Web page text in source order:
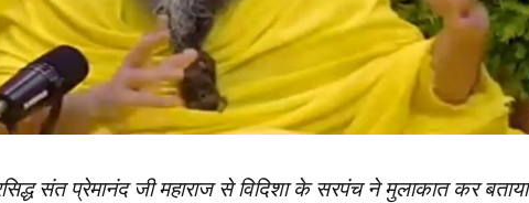
संत प्रेमानंद जी महाराज से विदिशा के सरपंच ने मुलाकात कर बताया